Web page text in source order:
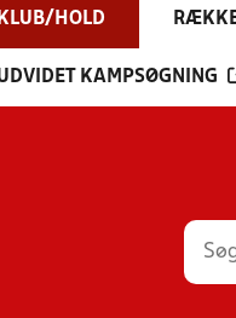
KLUB/HOLD
KAMPSØGNING